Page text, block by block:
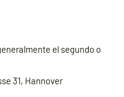
el segundo o
31, Hannover